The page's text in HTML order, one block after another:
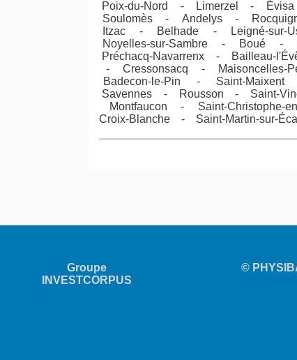
Poix-du-Nord - Limerzel -
Soulomès - Andelys -
Itzac - Belhade - Leigné-sur-
Noyelles-sur-Sambre -
Préchacq-Navarrenx - Bailleau-
- Cressonsacq -
Badecon-le-Pin - Saint-
Savennes - Rousson - Saint-
Montfaucon - Saint-
Croix-Blanche - Saint-Martin-sur-
Groupe
INVESTCORPUS
©